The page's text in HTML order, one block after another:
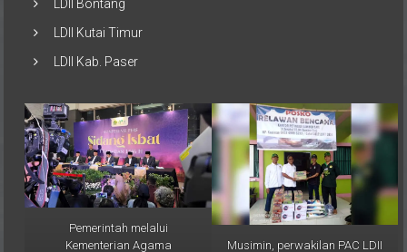
LDII Kutai Timur
Pemerintah melalui
Kementerian Agama
(Kemenag) RI resmi
Musimin, perwakilan PAC LDII
Desa Sumber Sari,